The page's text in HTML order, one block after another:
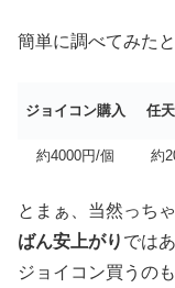
簡単に調べてみた
ジョイコン購入 任
約4000円/個
約
とまぁ、当然っち
ばん安上がり では
ジョイコン買うの